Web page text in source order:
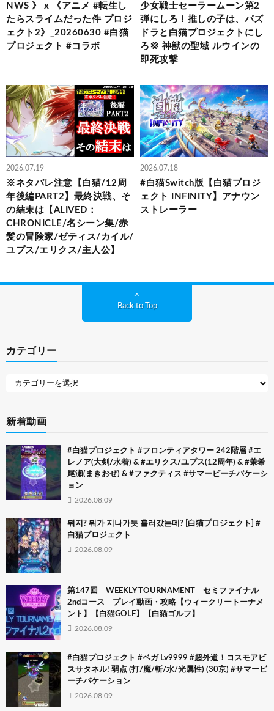
NWS 》 x 《アニメ #転生し
たらスライムだった件 プロジ
ェクト2》_20260630 #白猫
プロジェクト #コラボ
少女戦士セーラームーン第2
弾にしろ！推しの子は、パズ
ドラと白猫プロジェクトにし
ろ💢 神獣の聖域 ルウインの
即死攻撃
2026.07.19
※ネタバレ注意【白猫/12周
年後編PART2】最終決戦、そ
の結末は【ALIVED：
CHRONICLE/名シーン集/赤
髪の冒険家/ゼティス/カイル/
ユプス/エリクス/主人公】
2026.07.18
#白猫Switch版【白猫プロジ
ェクト INFINITY】アナウン
ストレーラー
Back to Top
カテゴリー
新着動画
#白猫プロジェクト #フロンティアタワー 242階層 #エ
レノア(大剣/水着) & #エリクス/ユプス(12周年) & #茉希
尾瀬(まきおぜ) & #ファクティス #サマービーチバケーシ
ョン
2026.08.09
뭐지? 뭐가 지나가듯 흘러갔는데? [白猫プロジェクト] #
白猫プロジェクト
2026.08.09
第147回 WEEKLY TOURNAMENT セミファイナル
2ndコース プレイ動画・攻略【ウィークリートーナメ
ント】【白猫GOLF】【白猫ゴルフ】
2026.08.09
#白猫プロジェクト #ベガ Lv9999 #超外道！コスモアビ
スサタネル! 弱点 (打/魔/斬/水/光属性) (30京) #サマービ
ーチバケーション
2026.08.09